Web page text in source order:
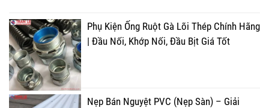
Phụ Kiện Ống Ruột Gà Lõi Thép Chính Hãng
| Đầu Nối, Khớp Nối, Đầu Bịt Giá Tốt
Nẹp Bán Nguyệt PVC (Nẹp Sàn) – Giải